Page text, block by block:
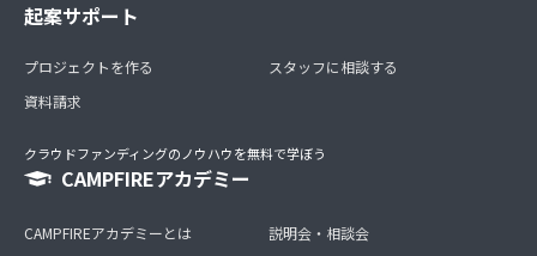
起案サポート
プロジェクトを作る
資料請求
スタッフに相談する
クラウドファンディングのノウハウを無料で学ぼう
CAMPFIREアカデミー
CAMPFIREアカデミーとは
説明会・相談会